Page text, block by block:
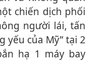
chiến dịch phối
người lái, tấn
yếu của Mỹ” tại 2
hạ 1 máy bay